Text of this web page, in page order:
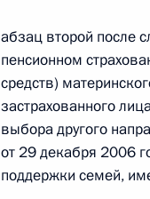
Федеральный
О ратификации
Министров
по вопросам
26 июля 2026 года
абзац второй после
пенсионном
средств)
застрахованного
выбора другого
от 29 декабря 2006
поддержки семей,